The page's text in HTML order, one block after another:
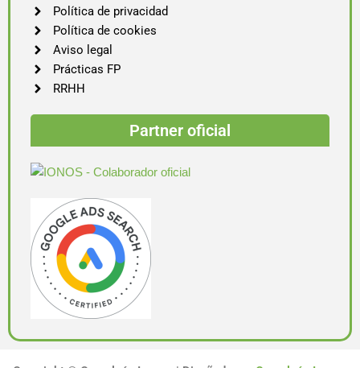
Política de privacidad
Política de cookies
Aviso legal
Prácticas FP
RRHH
Partner oficial